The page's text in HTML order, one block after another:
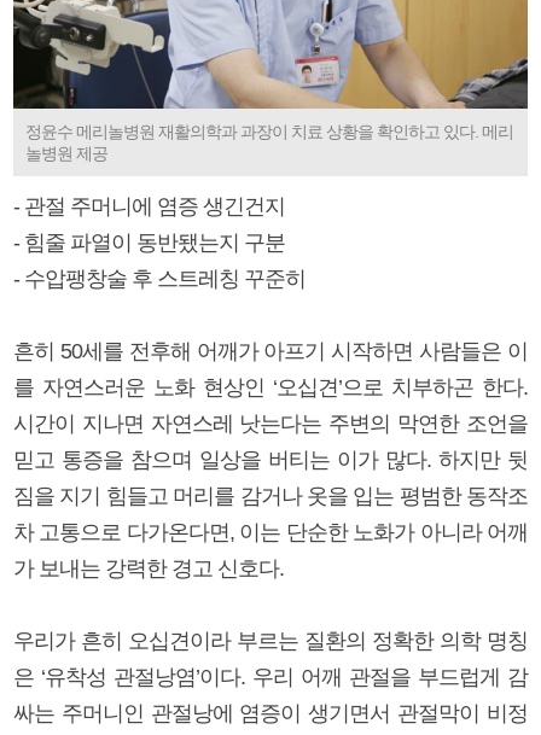
정윤수 메리놀병원 재활의학과 과장이 치료 상황을 확인하고 있다. 메리
놀병원 제공
- 관절 주머니에 염증 생긴건지
- 힘줄 파열이 동반됐는지 구분
- 수압팽창술 후 스트레칭 꾸준히
흔히 50세를 전후해 어깨가 아프기 시작하면 사람들은 이
를 자연스러운 노화 현상인 ‘오십견’으로 치부하곤 한다.
시간이 지나면 자연스레 낫는다는 주변의 막연한 조언을
믿고 통증을 참으며 일상을 버티는 이가 많다. 하지만 뒷
짐을 지기 힘들고 머리를 감거나 옷을 입는 평범한 동작조
차 고통으로 다가온다면, 이는 단순한 노화가 아니라 어깨
가 보내는 강력한 경고 신호다.
우리가 흔히 오십견이라 부르는 질환의 정확한 의학 명칭
은 ‘유착성 관절낭염’이다. 우리 어깨 관절을 부드럽게 감
싸는 주머니인 관절낭에 염증이 생기면서 관절막이 비정